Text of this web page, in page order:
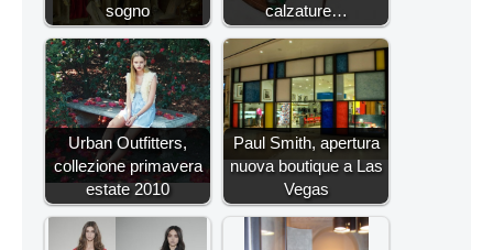
sogno
calzature…
Urban Outfitters,
collezione primavera
estate 2010
Paul Smith, apertura
nuova boutique a Las
Vegas